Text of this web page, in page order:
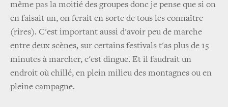
même pas la moitié des groupes donc je pense que si on
en faisait un, on ferait en sorte de tous les connaître
(rires). C'est important aussi d'avoir peu de marche
entre deux scènes, sur certains festivals t'as plus de 15
minutes à marcher, c'est dingue. Et il faudrait un
endroit où chillé, en plein milieu des montagnes ou en
pleine campagne.